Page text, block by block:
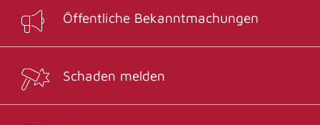
Öffentliche Bekanntmachungen
Schaden melden